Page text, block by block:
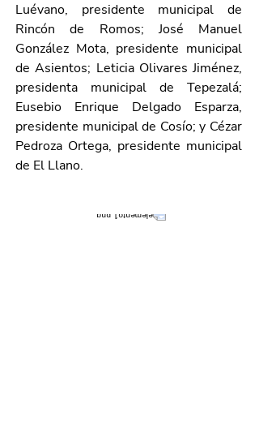
Luévano, presidente municipal de
Rincón de Romos; José Manuel
González Mota, presidente municipal
de Asientos; Leticia Olivares Jiménez,
presidenta municipal de Tepezalá;
Eusebio Enrique Delgado Esparza,
presidente municipal de Cosío; y Cézar
Pedroza Ortega, presidente municipal
de El Llano.